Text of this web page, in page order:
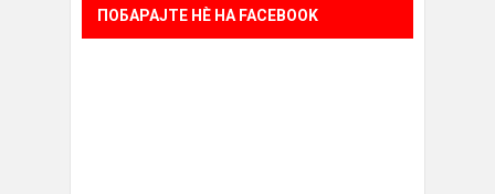
ПОБАРАЈТЕ НÈ НА FACEBOOK